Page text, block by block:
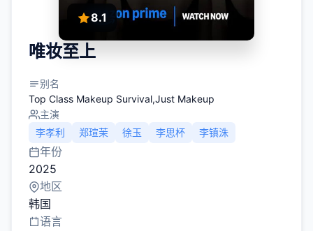
8.1
唯妆至上
别名
Top Class Makeup Survival,Just Makeup
主演
李孝利
郑瑄茉 徐玉 李思杯 李镇洙
年份
2025
地区
韩国
语言